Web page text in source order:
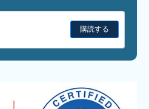
購読する